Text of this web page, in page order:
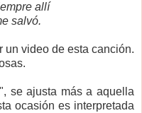
allí
salvó.
un video de esta canción.
se ajusta más a aquella
ocasión es interpretada